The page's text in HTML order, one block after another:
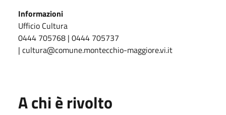
Informazioni
Ufficio Cultura
0444 705768 | 0444 705737
| cultura@comune.montecchio-maggiore.vi.it
A chi è rivolto